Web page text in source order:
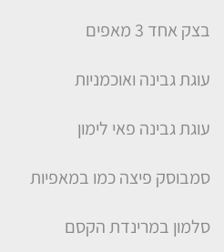
בצק אחד 3 מאפים
עוגת גבינה ואוכמניות
עוגת גבינה פאי לימון
סמבוסק פיצה כמו במאפיות
סלמון במרינדת הקסם